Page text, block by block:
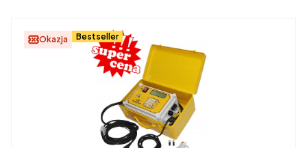
Okazja Bestseller